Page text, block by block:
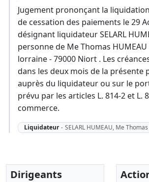
Jugement prononçant la
de cessation des paiements le 29
désignant liquidateur SELARL
personne de Me Thomas
lorraine - 79000 Niort . Les
dans les deux mois de la présente
auprès du liquidateur ou sur le
prévu par les articles L. 814-2 et L.
commerce.
Liquidateur - SELARL HUMEAU, Me
Dirigeants